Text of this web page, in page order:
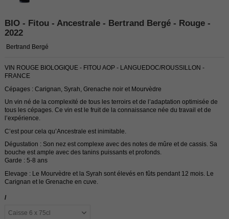
BIO - Fitou - Ancestrale - Bertrand Bergé - Rouge -
2022
Bertrand Bergé
VIN ROUGE BIOLOGIQUE - FITOU AOP - LANGUEDOC/ROUSSILLON -
FRANCE
Cépages : Carignan, Syrah, Grenache noir et Mourvèdre
Un vin né de la complexité de tous les terroirs et de l’adaptation optimisée de
tous les cépages. Ce vin est le fruit de la connaissance née du travail et de
l’expérience.
C’est pour cela qu’Ancestrale est inimitable.
Dégustation : Son nez est complexe avec des notes de mûre et de cassis. Sa
bouche est ample avec des tanins puissants et profonds.
Garde : 5-8 ans
Elevage : Le Mourvèdre et la Syrah sont élevés en fûts pendant 12 mois. Le
Carignan et le Grenache en cuve.
/